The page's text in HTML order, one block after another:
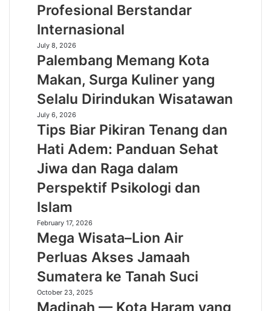
Umrah
Resmi
Pelayanan
Profesional
Berstandar
Internasional
Profesional Berstandar
Internasional
Palembang
Memang
Makan,
Surga
yang
Selalu
Dirindukan
July 8, 2026
Palembang Memang Kota
Makan, Surga Kuliner yang
Selalu Dirindukan Wisatawan
Tips
Biar
Pikiran
Tenang
dan
Adem:
Panduan
dan
Raga
Perspektif
Psikologi
dan
July 6, 2026
Tips Biar Pikiran Tenang dan
Hati Adem: Panduan Sehat
Jiwa dan Raga dalam
Perspektif Psikologi dan
Islam
Mega
Wisata–
Air
Perluas
February 17, 2026
Mega Wisata–Lion Air
Perluas Akses Jamaah
Sumatera ke Tanah Suci
Madinah
—
October 23, 2025
Madinah — Kota Haram yang